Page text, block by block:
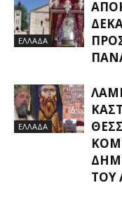
ΕΛΛΑΔΑ
ΕΛΛΑΔΑ
ΤΟΥ